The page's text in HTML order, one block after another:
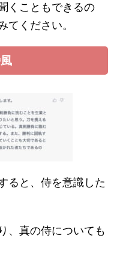
くこともできるの
てください。
ると、侍を意識した
、真の侍についても